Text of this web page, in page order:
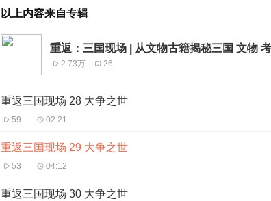
以上内容来自专辑
重返：三国现场 | 从文物古籍揭秘三国 文物
2.73万 26
重返三国现场 28 大争之世
59 02:21
重返三国现场 29 大争之世
53 04:12
重返三国现场 30 大争之世